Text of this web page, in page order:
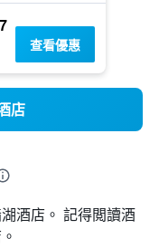
查看優惠
店
酒店。 記得閲讀酒